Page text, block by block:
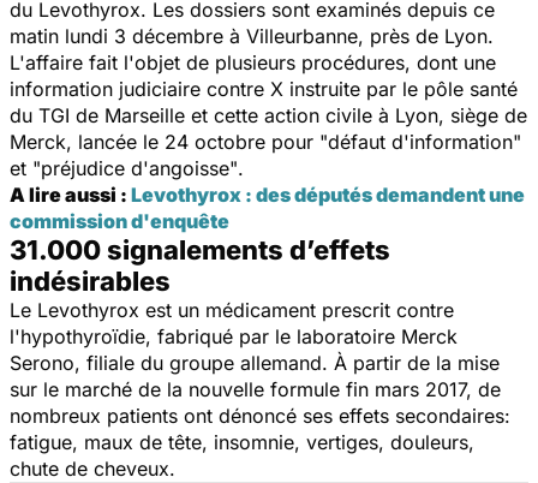
du Levothyrox. Les dossiers sont examinés depuis ce
matin lundi 3 décembre à Villeurbanne, près de Lyon.
L'affaire fait l'objet de plusieurs procédures, dont une
information judiciaire contre X instruite par le pôle santé
du TGI de Marseille et cette action civile à Lyon, siège de
Merck, lancée le 24 octobre pour "défaut d'information"
et "préjudice d'angoisse".
A lire aussi : Levothyrox : des députés demandent une
commission d'enquête
31.000 signalements d’effets
indésirables
Le Levothyrox est un médicament prescrit contre
l'hypothyroïdie, fabriqué par le laboratoire Merck
Serono, filiale du groupe allemand. À partir de la mise
sur le marché de la nouvelle formule fin mars 2017, de
nombreux patients ont dénoncé ses effets secondaires:
fatigue, maux de tête, insomnie, vertiges, douleurs,
chute de cheveux.